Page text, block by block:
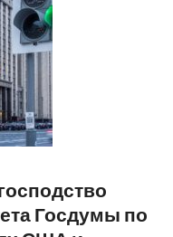
Госдумы по